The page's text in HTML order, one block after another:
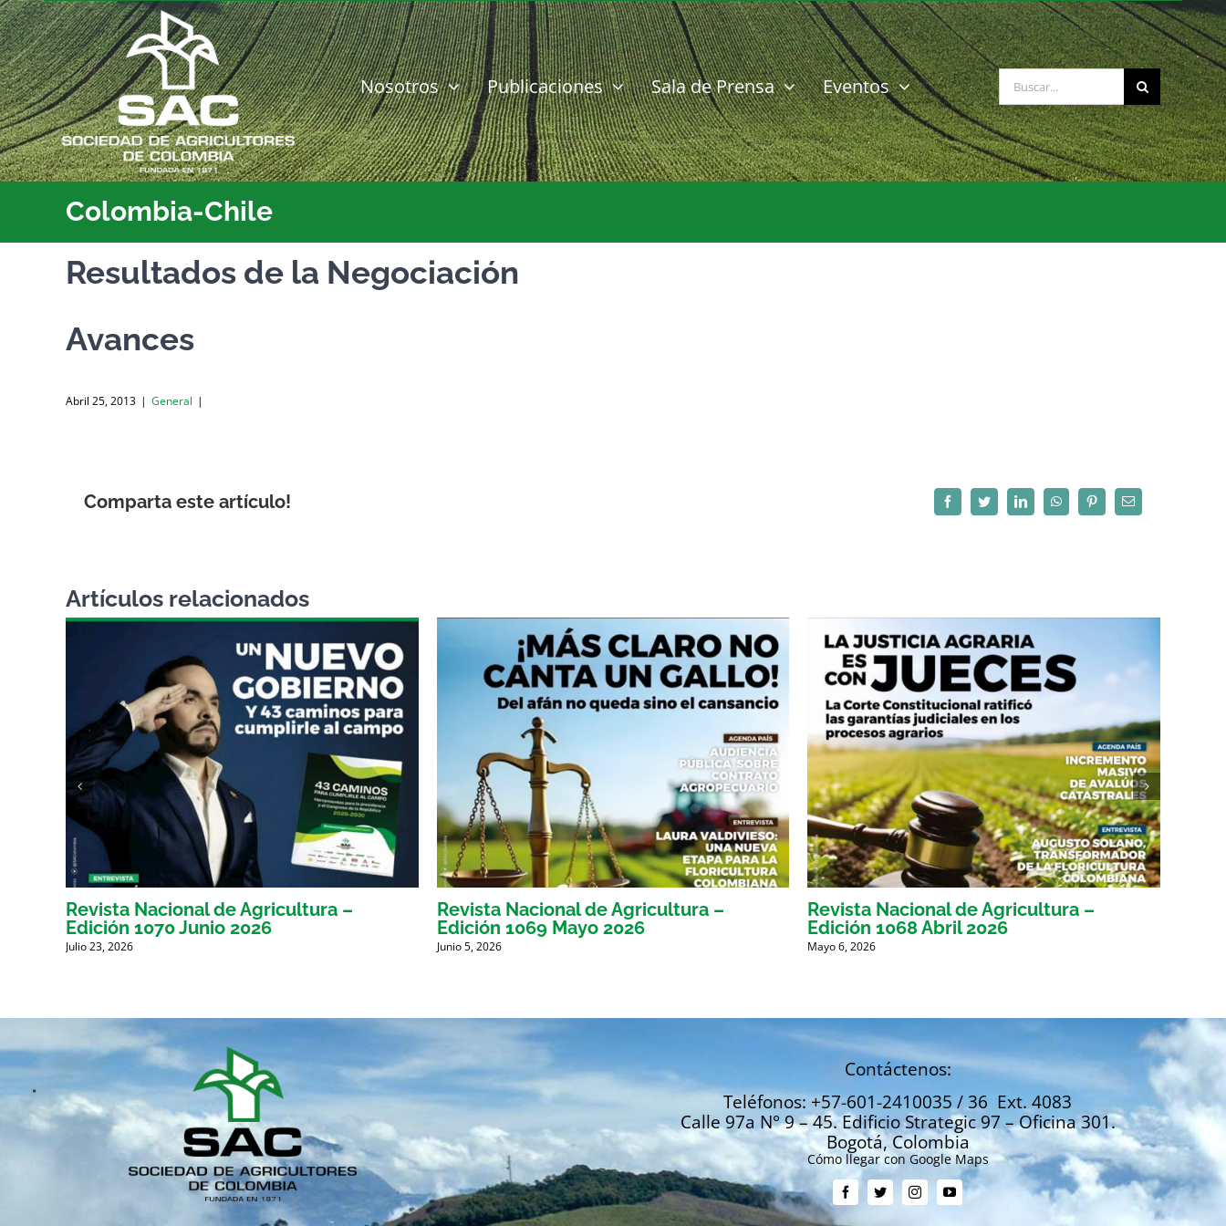
Saltar
al
contenido
Nosotros Publicaciones Sala de Prensa Eventos Buscar:
Colombia-Chile
Resultados de la Negociación
Avances
Abril 25, 2013 | General |
Comparta este artículo! FacebookTwitterLinkedInWhatsAppPinterestCorreo
electrónico
Artículos relacionados
Revista Nacional de Agricultura –
Edición 1070 Junio 2026
Julio 23, 2026
Revista Nacional de Agricultura –
Edición 1069 Mayo 2026
Junio 5, 2026
Revista Nacional de Agricultura –
Edición 1068 Abril 2026
Mayo 6, 2026
Contáctenos:
Teléfonos: +57-601-2410035 / 36 Ext. 4083
Calle 97a N° 9 – 45. Edificio Strategic 97 – Oficina 301.
Bogotá, Colombia
Cómo llegar con Google Maps